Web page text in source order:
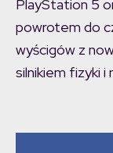
PlayStation 5
powrotem do
wyścigów z
silnikiem fizyki i